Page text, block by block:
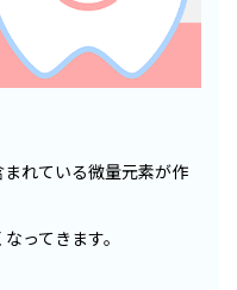
れている微量元素が作
ってきます。